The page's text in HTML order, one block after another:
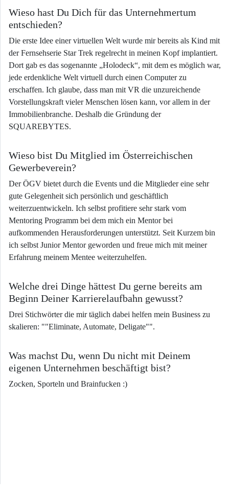
Wieso hast Du Dich für das Unternehmertum
entschieden?
Die erste Idee einer virtuellen Welt wurde mir bereits als Kind mit
der Fernsehserie Star Trek regelrecht in meinen Kopf implantiert.
Dort gab es das sogenannte „Holodeck“, mit dem es möglich war,
jede erdenkliche Welt virtuell durch einen Computer zu
erschaffen. Ich glaube, dass man mit VR die unzureichende
Vorstellungskraft vieler Menschen lösen kann, vor allem in der
Immobilienbranche. Deshalb die Gründung der
SQUAREBYTES.
Wieso bist Du Mitglied im Österreichischen
Gewerbeverein?
Der ÖGV bietet durch die Events und die Mitglieder eine sehr
gute Gelegenheit sich persönlich und geschäftlich
weiterzuentwickeln. Ich selbst profitiere sehr stark vom
Mentoring Programm bei dem mich ein Mentor bei
aufkommenden Herausforderungen unterstützt. Seit Kurzem bin
ich selbst Junior Mentor geworden und freue mich mit meiner
Erfahrung meinem Mentee weiterzuhelfen.
Welche drei Dinge hättest Du gerne bereits am
Beginn Deiner Karrierelaufbahn gewusst?
Drei Stichwörter die mir täglich dabei helfen mein Business zu
skalieren: ""Eliminate, Automate, Deligate"".
Was machst Du, wenn Du nicht mit Deinem
eigenen Unternehmen beschäftigt bist?
Zocken, Sporteln und Brainfucken :)